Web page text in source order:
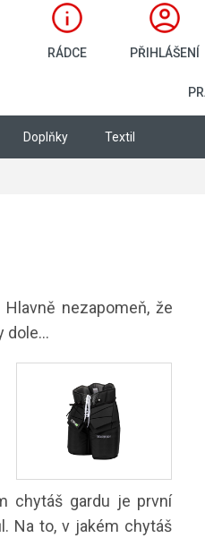
RÁDCE PŘIHLÁŠENÍ
Doplňky Textil
nezapomeň, že
dole...
chytáš gardu je první
Na to, v jakém chytáš